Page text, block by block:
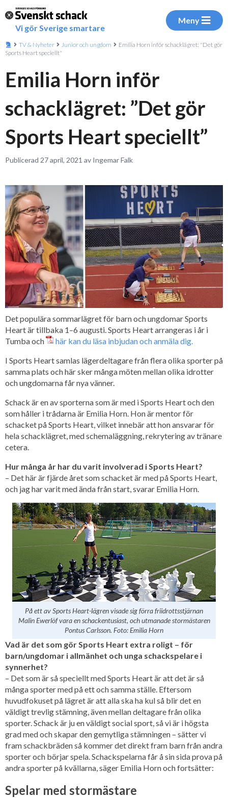
Vi gör Sverige smartare
Meny
TV & Nyheter Junior och ungdom
Emilia Horn inför schacklägret: "Det gör
Sports Heart speciellt"
Emilia Horn inför
schacklägret: ”Det gör
Sports Heart speciellt”
Publicerad 27 april, 2021 av Ingemar Falk
Det populära sommarlägret för barn och ungdomar Sports
Heart är tillbaka 1–6 augusti. Sports Heart arrangeras i år i
Tumba och
här kan du läsa inbjudan och anmäla dig.
I Sports Heart samlas lägerdeltagare från flera olika sporter på
samma plats och här sker många möten mellan olika idrotter
och ungdomarna får nya vänner.
Schack är en av sporterna som är med i Sports Heart och den
som håller i trådarna är Emilia Horn. Hon är mentor för
schacket på Sports Heart, vilket innebär att hon ansvarar för
hela schacklägret, med schemaläggning, rekrytering av tränare
cetera.
Hur många år har du varit involverad i Sports Heart?
– Det här är fjärde året som schacket är med på Sports Heart,
och jag har varit med ända från start, svarar Emilia Horn.
På ett av Sports Heart-lägren visade sig förra friidrottsstjärnan
Malin Ewerlöf vara en schackentusiast, och utmanade stormästaren
Pontus Carlsson. Foto: Emilia Horn
Vad är det som gör Sports Heart extra roligt – för
barn/ungdomar i allmänhet och unga schackspelare i
synnerhet?
– Det som är så speciellt med Sports Heart är att det är så
många sporter med på ett och samma ställe. Eftersom
huvudfokuset på lägret är att alla ska ha kul så blir det en
väldigt trevlig stämning, även mellan deltagare från olika
sporter. Schack är ju en väldigt social sport, så vi är i högsta
grad med och skapar den gemytliga stämningen – sätter vi
fram schackbräden så kommer det direkt fram barn från andra
sporter och börjar spela. Schackspelarna får å sin sida prova på
andra sporter på kvällarna, säger Emilia Horn och fortsätter:
Spelar med stormästare